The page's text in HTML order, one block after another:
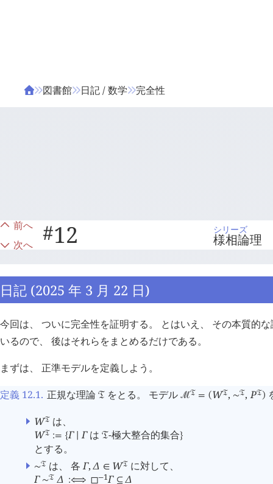
図書館 日記 / 数学 完全性
#12 シリーズ
様相論理
前へ
次へ
日記 (2025 年 3 月 22 日)
今回は、 ついに完全性を証明する。 とはいえ、 その本質的
いるので、 後はそれらをまとめるだけである。
まずは、 正準モデルを定義しよう。
定義 12.1. 正規な理論 󱁑 をとる。 モデル 󰒤󱁑 = ( W󱁑, ∼󱁑, P󱁑)
W󱁑 は、
W󱁑 := {Γ Γは 󱁑-極大整合的集合}
とする。
∼󱁑 は、 各Γ, Δ ∈ W󱁑 に対して、
Γ ∼󱁑 Δ :⟺ ◻−1Γ ⊆ Δ